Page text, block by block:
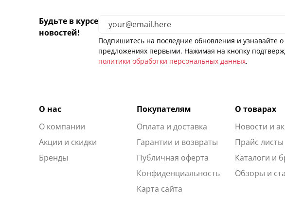
Будьте в курсе
новостей!
Подпишитесь на последние обновления и узнавайте
предложениях первыми. Нажимая на кнопку
политики обработки персональных данных.
О нас
О компании
Акции и скидки
Бренды
Покупателям
Оплата и доставка
Гарантии и возвраты
Публичная оферта
Конфиденциальность
Карта сайта
О товарах
Новости и
Прайс листы
Каталоги и
Обзоры и